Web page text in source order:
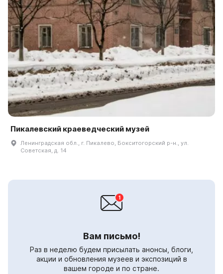
Пикалевский краеведческий музей
Ленинградская обл., г. Пикалево, Бокситогорский р-н., ул.
Советская, д. 14
Вам письмо!
Раз в неделю будем присылать анонсы, блоги,
акции и обновления музеев и экспозиций в
вашем городе и по стране.